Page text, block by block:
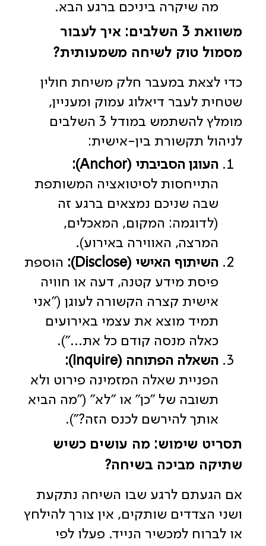
מה שיקרה ביניכם ברגע הבא.
משוואת 3 השלבים: איך לעבור
מסמול טוק לשיחה משמעותית?
כדי לצאת במעבר חלק משיחת חולין
שטחית לעבר דיאלוג עמוק ומעניין,
מומלץ להשתמש במודל 3 השלבים
לניהול תקשורת בין-אישית:
העוגן הסביבתי (Anchor):
התייחסות לסיטואציה המשותפת
שבה שניכם נמצאים ברגע זה
(לדוגמה: המקום, המאכלים,
המרצה, האווירה באירוע).
השיתוף האישי (Disclose):
הוספת
פיסת מידע קטנה, דעה או חוויה
אישית קצרה הקשורה לעוגן ("אני
תמיד מוצא את עצמי באירועים
כאלה מנסה קודם כל את…").
השאלה הפתוחה (Inquire):
הפניית שאלה המזמינה פירוט ולא
תשובה של "כן" או "לא" ("מה הביא
אותך להירשם לכנס הזה?").
תסריט שימוש: מה עושים כשיש
שתיקה מביכה בשיחה?
אם הגעתם לרגע שבו השיחה נתקעת
ושני הצדדים שותקים, אין צורך להילחץ
או לברוח למכשיר הנייד. פעלו לפי